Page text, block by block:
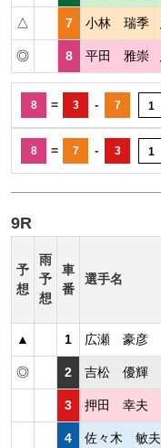
△ 7 小林 瑞季
◎ 8 平田 雅崇
8 = 3 - 7 1
8 = 7 - 3 1
9R
予
想
雨
予
想
車
番
選手名
▲ 1 広瀬 豪彦
◎ 2 吉松 優輝
3 押田 幸夫
4 佐々木 敏夫